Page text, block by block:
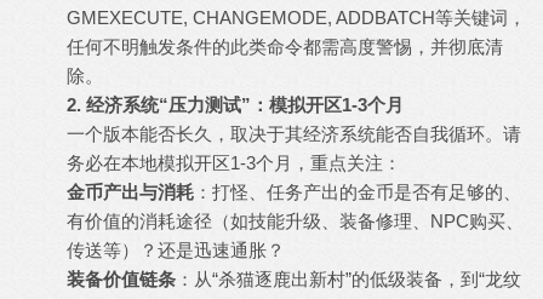
GMEXECUTE, CHANGEMODE, ADDBATCH等关键词，
任何不明触发条件的此类命令都需高度警惕，并彻底清
除。
2. 经济系统“压力测试”：模拟开区1-3个月
一个版本能否长久，取决于其经济系统能否自我循环。请
务必在本地模拟开区1-3个月，重点关注：
金币产出与消耗 ：打怪、任务产出的金币是否有足够的、
有价值的消耗途径（如技能升级、装备修理、NPC购买、
传送等）？还是迅速通胀？
装备价值链条 ：从“杀猫逐鹿出新村”的低级装备，到“龙纹